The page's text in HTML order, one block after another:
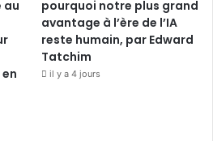
au
pourquoi notre plus grand
avantage à l’ère de l’IA
reste humain, par Edward
Tatchim
il y a 4 jours